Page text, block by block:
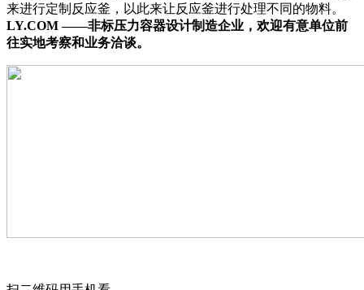
来进行定制反应釜，以此来让反应釜进行处理不同的物料。
LY.COM ——非标压力容器设计制造企业，欢迎有意单位前
往实地考察和业务洽谈。